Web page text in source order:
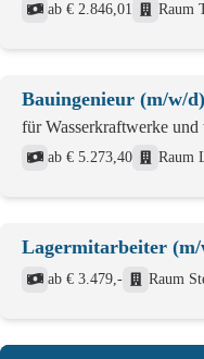
ab € 2.846,01 Raum
Bauingenieur (m/w/d)
für Wasserkraftwerke
ab € 5.273,40 Raum
Lagermitarbeiter
ab € 3.479,- Raum